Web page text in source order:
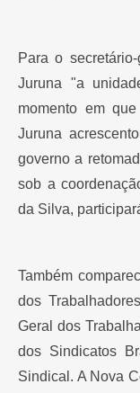
Para o
Juruna "a
momento em
Juruna
governo a
sob a
da Silva,
Também
dos
Geral dos
dos Sindicatos
Sindical. A Nova